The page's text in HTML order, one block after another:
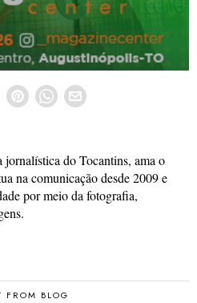
do Tocantins, ama o
na comunicação desde 2009 e
por meio da fotografia,
FROM BLOG